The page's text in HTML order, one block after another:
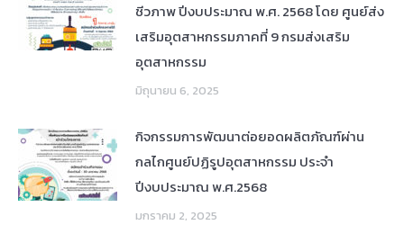
ชีวภาพ ปีงบประมาณ พ.ศ. 2568 โดย ศูนย์ส่ง
เสริมอุตสาหกรรมภาคที่ 9 กรมส่งเสริม
อุตสาหกรรม
มิถุนายน 6, 2025
กิจกรรมการพัฒนาต่อยอดผลิตภัณฑ์ผ่าน
กลไกศูนย์ปฏิรูปอุตสาหกรรม ประจำ
ปีงบประมาณ พ.ศ.2568
มกราคม 2, 2025